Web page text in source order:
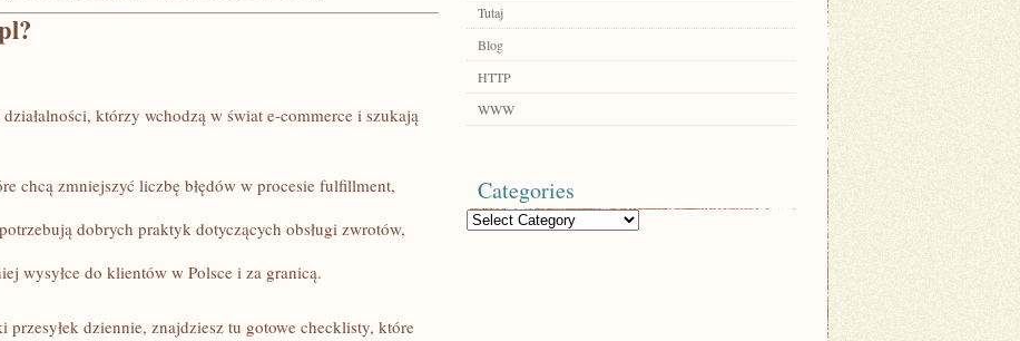
którzy wchodzą w świat e-commerce i szukają
chcą zmniejszyć liczbę błędów w procesie fulfillment,
dobrych praktyk dotyczących obsługi zwrotów,
wysyłce do klientów w Polsce i za granicą.
przesyłek dziennie, znajdziesz tu gotowe checklisty, które
Tutaj
Blog
HTTP
WWW
Categories
Categories